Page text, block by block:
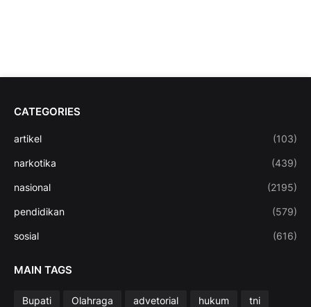
CATEGORIES
artikel (103)
narkotika (439)
nasional (2195)
pendidikan (579)
sosial (616)
MAIN TAGS
Bupati Olahraga advetorial hukum
tni